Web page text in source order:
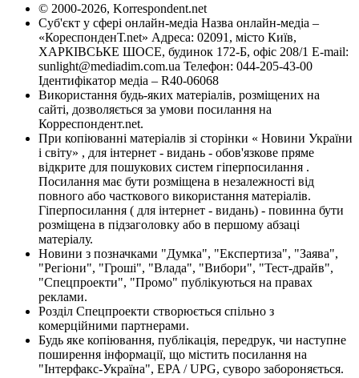
© 2000-2026, Korrespondent.net
Суб'єкт у сфері онлайн-медіа Назва онлайн-медіа –
«КореспонденТ.net» Адреса: 02091, місто Київ,
ХАРКІВСЬКЕ ШОСЕ, будинок 172-Б, офіс 208/1 E-mail:
sunlight@mediadim.com.ua Телефон: 044-205-43-00
Ідентифікатор медіа – R40-06068
Використання будь-яких матеріалів, розміщених на
сайті, дозволяється за умови посилання на
Корреспондент.net.
При копіюванні матеріалів зі сторінки « Новини України
і світу» , для інтернет - видань - обов'язкове пряме
відкрите для пошукових систем гіперпосилання .
Посилання має бути розміщена в незалежності від
повного або часткового використання матеріалів.
Гіперпосилання ( для інтернет - видань) - повинна бути
розміщена в підзаголовку або в першому абзаці
матеріалу.
Новини з позначками "Думка", "Експертиза", "Заява",
"Регіони", "Гроші", "Влада", "Вибори", "Тест-драйв",
"Спецпроекти", "Промо" публікуються на правах
реклами.
Розділ Спецпроекти створюється спільно з
комерційними партнерами.
Будь яке копіювання, публікація, передрук, чи наступне
поширення інформації, що містить посилання на
"Інтерфакс-Україна", EPA / UPG, суворо забороняється.